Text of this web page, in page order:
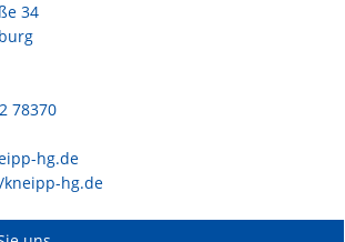
34
78370
hg.de
hg.de